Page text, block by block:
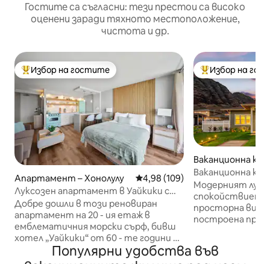
Гостите са съгласни: тези престои са високо
оценени заради тяхното местоположение,
чистота и др.
Най-популярен избор на гостите
Избор на гостите
Апартамент – Хонолулу Средна оценка: 4,98 от 5,
4,98 (109)
Луксозен апартамент в Уайкики с
ретро чар и БЕЗПЛАТЕН паркинг
Добре дошли в този реновиран
апартамент на 20 - ия етаж в
емблематичния морски сърф, бивш
хотел „Уайкики“ от 60 - те години на
миналия век. Насладете се на
винтидж чар с модерен лукс,
Най-популярен
Избор на
Ваканционна
ae
Ваканционна
дом край
Модерният лукс
спокойствието
просторна вила
построена през
метрови
Популярни удобства във